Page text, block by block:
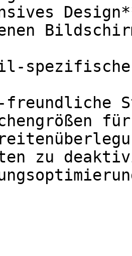
freundliche
zu